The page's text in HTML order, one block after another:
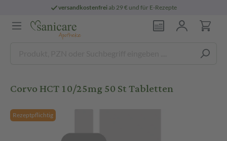
versandkostenfreiab 29 € und für E-Rezepte
Corvo HCT 10/25mg 50 St Tabletten
Rezeptpflichtig